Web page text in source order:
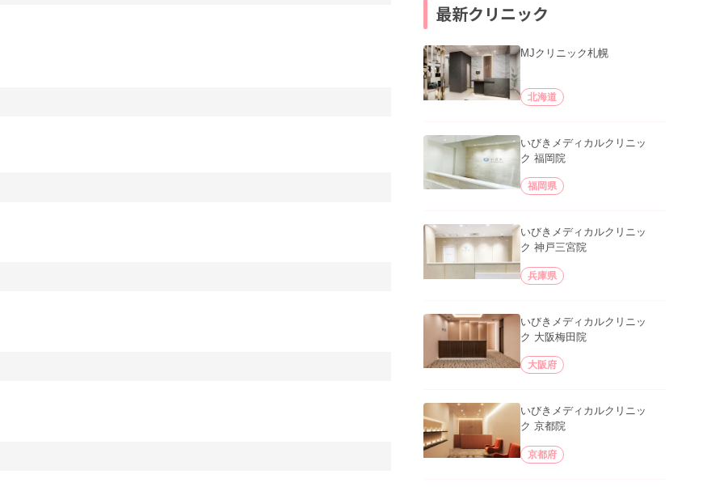
最新クリニック
MJクリニック札幌
北海道
いびきメディカルクリニッ
ク 福岡院
福岡県
いびきメディカルクリニッ
ク 神戸三宮院
兵庫県
いびきメディカルクリニッ
ク 大阪梅田院
大阪府
いびきメディカルクリニッ
ク 京都院
京都府